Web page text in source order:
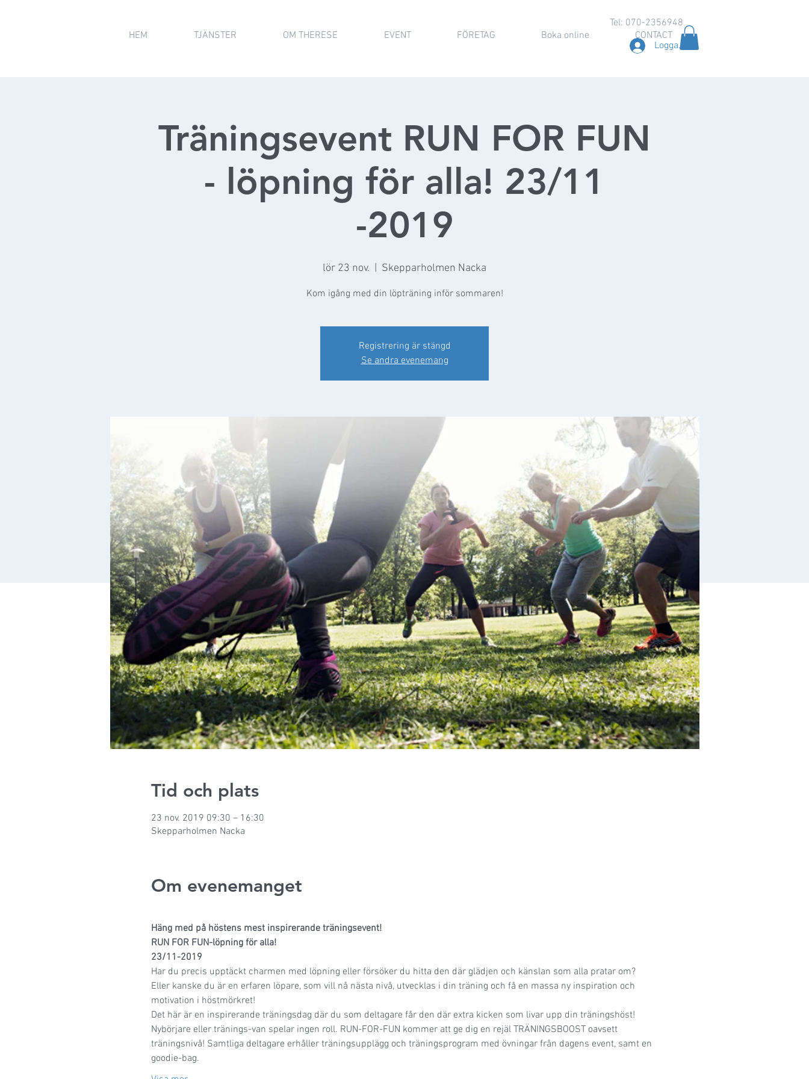
Tel: 070-2356948
HEM
TJÄNSTER OM THERESE EVENT FÖRETAG Boka online
CONTACT
Logga in
Träningsevent RUN FOR FUN
- löpning för alla! 23/11
-2019
lör 23 nov. Skepparholmen Nacka
Kom igång med din löpträning inför sommaren!
Registrering är stängd
Se andra evenemang
Tid och plats
23 nov. 2019 09:30 – 16:30
Skepparholmen Nacka
Om evenemanget
Häng med på höstens mest inspirerande träningsevent!
RUN FOR FUN-löpning för alla!
23/11-2019
Har du precis upptäckt charmen med löpning eller försöker du hitta den där glädjen och känslan som alla pratar om?
Eller kanske du är en erfaren löpare, som vill nå nästa nivå, utvecklas i din träning och få en massa ny inspiration och
motivation i höstmörkret!
Det här är en inspirerande träningsdag där du som deltagare får den där extra kicken som livar upp din träningshöst!
Nybörjare eller tränings-van spelar ingen roll. RUN-FOR-FUN kommer att ge dig en rejäl TRÄNINGSBOOST oavsett
träningsnivå! Samtliga deltagare erhåller träningsupplägg och träningsprogram med övningar från dagens event, samt en
goodie-bag.